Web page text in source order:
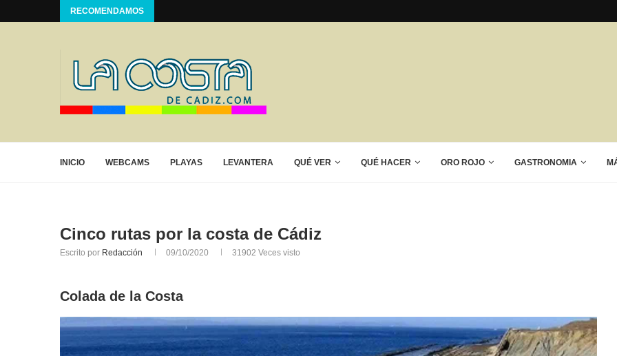
RECOMENDAMOS
INICIO WEBCAMS PLAYAS LEVANTERA QUÉ VER QUÉ HACER ORO ROJO GASTRONOMIA
Cinco rutas por la costa de Cádiz
Escrito por Redacción 09/10/2020 31902 Veces visto
Colada de la Costa